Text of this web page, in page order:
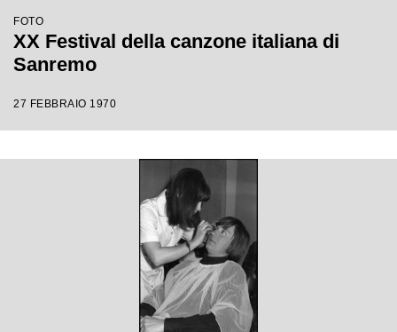
FOTO
XX Festival della canzone italiana di
Sanremo
27 FEBBRAIO 1970